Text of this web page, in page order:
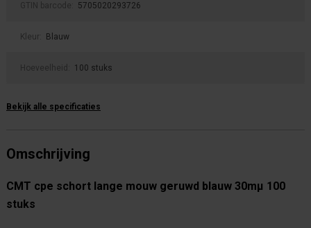
GTIN barcode: 5705020293726
Kleur: Blauw
Hoeveelheid: 100 stuks
Bekijk alle specificaties
Omschrijving
CMT cpe schort lange mouw geruwd blauw 30mµ 100
stuks